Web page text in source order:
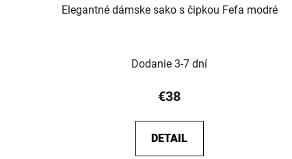
Elegantné dámske sako s čipkou Fefa modré
Dodanie 3-7 dní
€38
DETAIL